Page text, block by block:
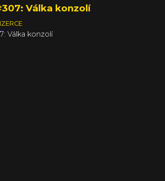
Válka konzolí
Válka konzolí